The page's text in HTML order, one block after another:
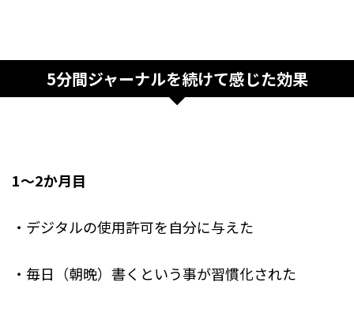
5分間ジャーナルを続けて感じた効果
1～2か月目
・デジタルの使用許可を自分に与えた
・毎日（朝晩）書くという事が習慣化された